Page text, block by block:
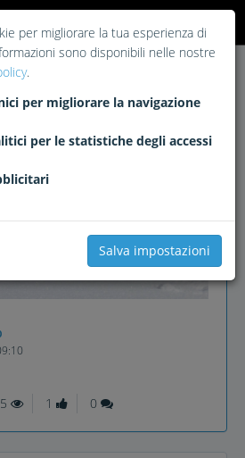
1 0
per migliorare la tua esperienza di
sono disponibili nelle nostre
.
per migliorare la navigazione
per le statistiche degli accessi
Salva impostazioni